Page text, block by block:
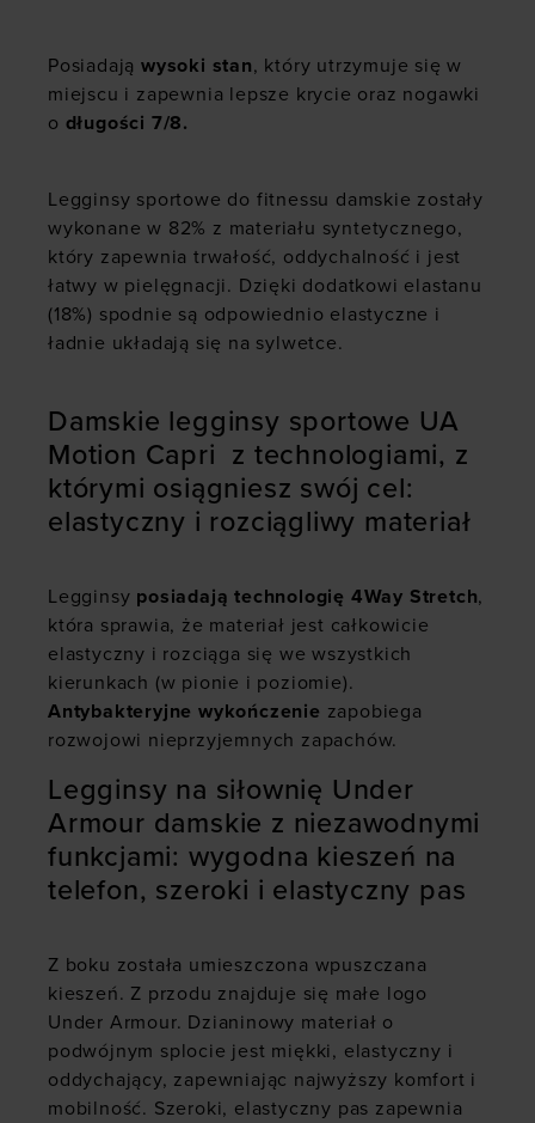
Posiadają wysoki stan, który utrzymuje się w
miejscu i zapewnia lepsze krycie oraz nogawki
o długości 7/8.
Legginsy sportowe do fitnessu damskie zostały
wykonane w 82% z materiału syntetycznego,
który zapewnia trwałość, oddychalność i jest
łatwy w pielęgnacji. Dzięki dodatkowi elastanu
(18%) spodnie są odpowiednio elastyczne i
ładnie układają się na sylwetce.
Damskie legginsy sportowe UA
Motion Capri z technologiami, z
którymi osiągniesz swój cel:
elastyczny i rozciągliwy materiał
Legginsy posiadają technologię 4Way Stretch,
która sprawia, że materiał jest całkowicie
elastyczny i rozciąga się we wszystkich
kierunkach (w pionie i poziomie).
Antybakteryjne wykończenie zapobiega
rozwojowi nieprzyjemnych zapachów.
Legginsy na siłownię Under
Armour damskie z niezawodnymi
funkcjami: wygodna kieszeń na
telefon, szeroki i elastyczny pas
Z boku została umieszczona wpuszczana
kieszeń. Z przodu znajduje się małe logo
Under Armour. Dzianinowy materiał o
podwójnym splocie jest miękki, elastyczny i
oddychający, zapewniając najwyższy komfort i
mobilność. Szeroki, elastyczny pas zapewnia